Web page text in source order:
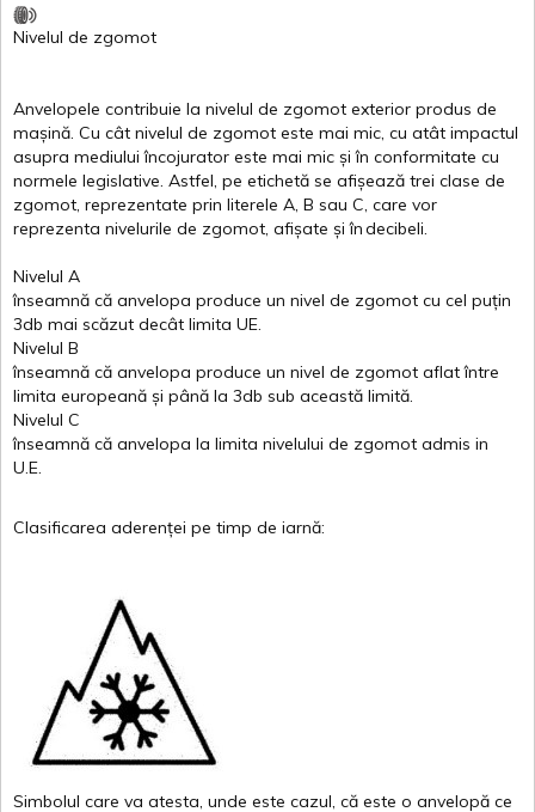
Nivelul de zgomot
Anvelopele contribuie la nivelul de zgomot exterior produs de
mașină . Cu cât nivelul de zgomot este mai mic, cu atât impactul
asupra mediului încojurator este mai mic și în conformitate cu
normele legislative. Astfel , pe etichetă se afișează trei clase de
zgomot reprezentate prin literele A B sau C , care vor
reprezenta nivelurile de zgomot afișate și îndecibeli
Nivelul A
înseamnă că anvelopa produce un nivel de zgomot cu cel puțin
3db mai scăzut decât limita UE.
Nivelul B
înseamnă că anvelopa produce un nivel de zgomot aflat între
limita europeană și până la 3db sub această limită
Nivelul C
înseamnă că anvelopa la limita nivelului de zgomot admis in
U.E.
Clasificarea aderenței pe timp de iarnă:
Simbolul care va atesta unde este cazul că este o anvelopă ce